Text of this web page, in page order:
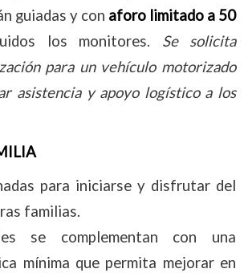
guiadas y con aforo limitado a 50
los monitores. Se solicita
para un vehículo motorizado
asistencia y apoyo logístico a los
para iniciarse y disfrutar del
familias.
se complementan con una
mínima que permita mejorar en